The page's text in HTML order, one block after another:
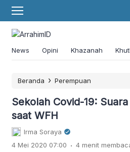
News Opini Khazanah
Beranda › Perempuan
Sekolah Covid-19:
saat WFH
Irma Soraya
4 Mei 2020 07:00 . 4 menit